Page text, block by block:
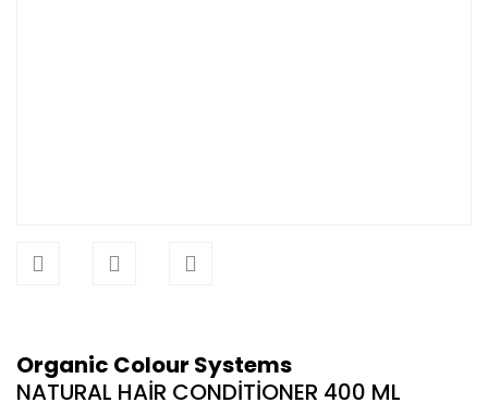
Organic Colour Systems
NATURAL HAİR CONDİTİONER 400 ML